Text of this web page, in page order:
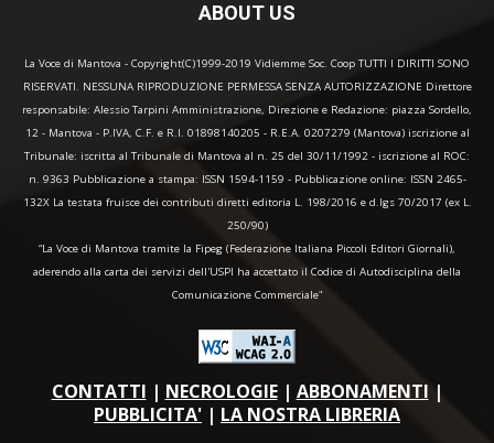
ABOUT US
La Voce di Mantova - Copyright(C)1999-2019 Vidiemme Soc. Coop TUTTI I DIRITTI SONO
RISERVATI. NESSUNA RIPRODUZIONE PERMESSA SENZA AUTORIZZAZIONE Direttore
responsabile: Alessio Tarpini Amministrazione, Direzione e Redazione: piazza Sordello,
12 - Mantova - P.IVA, C.F. e R.I. 01898140205 - R.E.A. 0207279 (Mantova) iscrizione al
Tribunale: iscritta al Tribunale di Mantova al n. 25 del 30/11/1992 - iscrizione al ROC:
n. 9363 Pubblicazione a stampa: ISSN 1594-1159 - Pubblicazione online: ISSN 2465-
132X La testata fruisce dei contributi diretti editoria L. 198/2016 e d.lgs 70/2017 (ex L.
250/90)
“La Voce di Mantova tramite la Fipeg (Federazione Italiana Piccoli Editori Giornali),
aderendo alla carta dei servizi dell'USPI ha accettato il Codice di Autodisciplina della
Comunicazione Commerciale"
CONTATTI | NECROLOGIE| ABBONAMENTI |
PUBBLICITA' | LA NOSTRA LIBRERIA